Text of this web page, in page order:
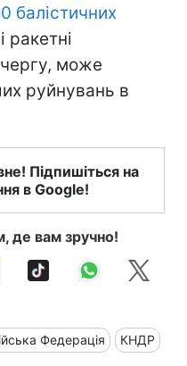
балістичних
ракетні
може
руйнувань в
Підпишіться на
в Google!
де вам зручно!
Федерація КНДР